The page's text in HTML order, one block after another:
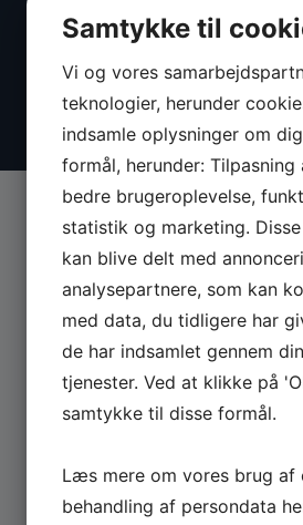
MASKINER
Se hele udvalget af Güde og
til professionelt
Samtykke til
Vi og vores
teknologier, herunder
indsamle oplysninger om
formål, herunder: Tilpasning
bedre brugeroplevelse,
statistik og marketing.
kan blive delt med
analysepartnere, som kan
med data, du tidligere har
de har indsamlet gennem
tjenester. Ved at klikke på
samtykke til disse formål.
Læs mere om vores brug af
behandling af persondata